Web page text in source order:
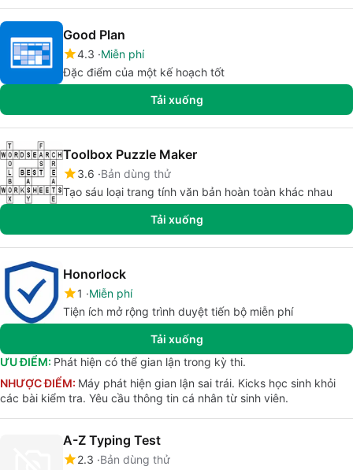
Good Plan
4.3 Miễn phí
Đặc điểm của một kế hoạch tốt
Tải xuống
Toolbox Puzzle Maker
3.6 Bản dùng thử
Tạo sáu loại trang tính văn bản hoàn toàn khác nhau
Tải xuống
Honorlock
1
Miễn phí
Tiện ích mở rộng trình duyệt tiến bộ miễn phí
Tải xuống
ƯU ĐIỂM: Phát hiện có thể gian lận trong kỳ thi.
NHƯỢC ĐIỂM: Máy phát hiện gian lận sai trái. Kicks học sinh khỏi
các bài kiểm tra. Yêu cầu thông tin cá nhân từ sinh viên.
A-Z Typing Test
2.3 Bản dùng thử